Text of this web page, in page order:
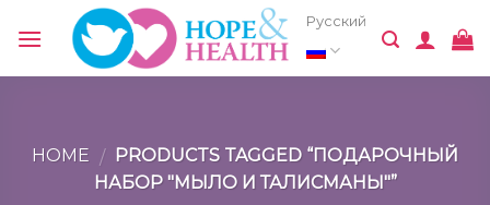
Русский
HOME / PRODUCTS TAGGED “ПОДАРОЧНЫЙ
НАБОР "МЫЛО И ТАЛИСМАНЫ"”